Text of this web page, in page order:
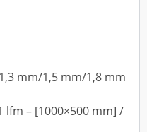
mm/1,5 mm/1,8 mm
lfm – [1000×500 mm] /